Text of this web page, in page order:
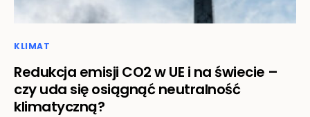
KLIMAT
Redukcja emisji CO2 w UE i na świecie –
czy uda się osiągnąć neutralność
klimatyczną?